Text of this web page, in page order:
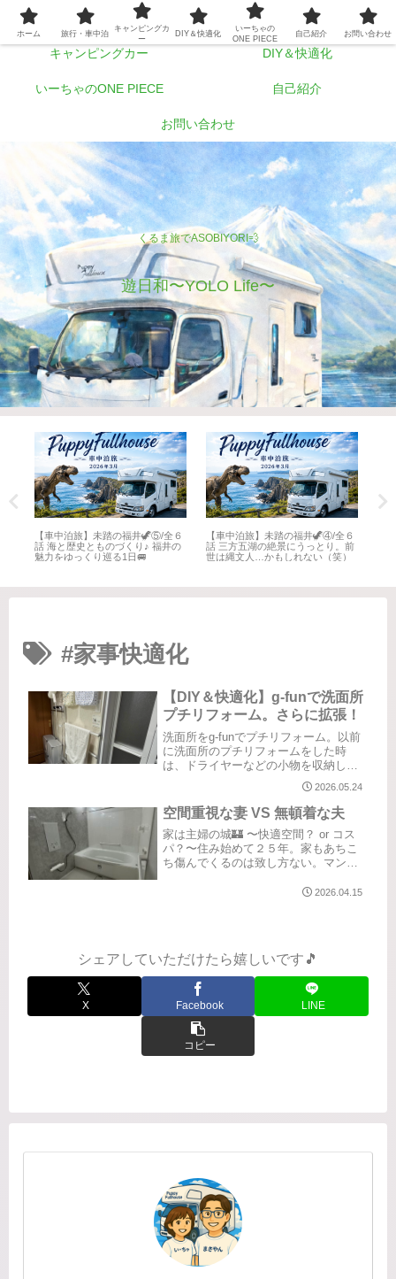
くるま旅でASOBIYORI💨
遊日和〜YOLO Life〜
ホーム 旅行・車中泊
キャンピングカー DIY＆快適化
いーちゃのONE PIECE 自己紹介
お問い合わせ
【車中泊旅】未踏の福井🦖⑤/全６
話 海と歴史とものづくり♪ 福井の
魅力をゆっくり巡る1日🚐
【車中泊旅】未踏の福井🦖④/全６
話 三方五湖の絶景にうっとり。前
世は縄文人…かもしれない（笑）
#家事快適化
【DIY＆快適化】g-funで洗面所
プチリフォーム。さらに拡張！
洗面所をg-funでプチリフォーム。以前
に洗面所のプチリフォームをした時
は、ドライヤーなどの小物を収納した
くて、g-funと100均グッズを駆使して作
りました。でもバスタオルとバスマッ
トをかけるところがなく困っていたの
で、どうしても欲しい！...
2026.05.24
空間重視な妻 VS 無頓着な夫
家は主婦の城🏰 〜快適空間？ or コス
パ？〜住み始めて２５年。家もあちこ
ち傷んでくるのは致し方ない。マンシ
ねぇ。それはまぁ、価格的なことも考
2026.04.15
シェアしていただけたら嬉しいです🎵
X Facebook LINE
コピー
ホーム 旅行・車中泊
キャンピングカ
ー
DIY＆快適化
いーちゃの
ONE PIECE
自己紹介 お問い合わせ